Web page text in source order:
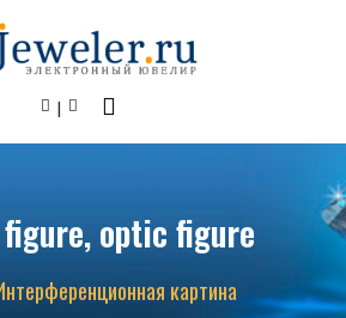
optic figure
картина